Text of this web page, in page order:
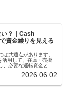
い？｜Cash
資金繰りを見える
共通点があります。
用して、在庫・売掛
必要な運転資金と改
無料ダウンロード可能
2026.06.02